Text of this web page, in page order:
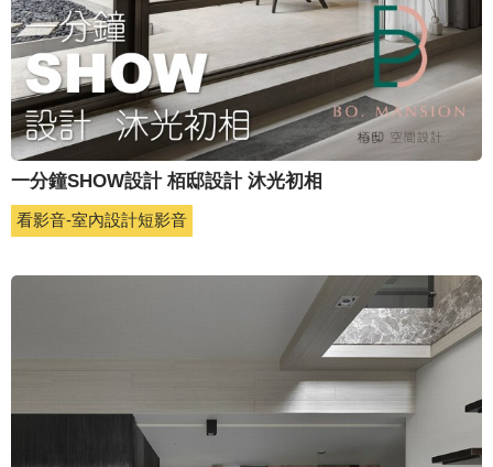
一分鐘SHOW設計 栢邸設計 沐光初相
看影音-室內設計短影音